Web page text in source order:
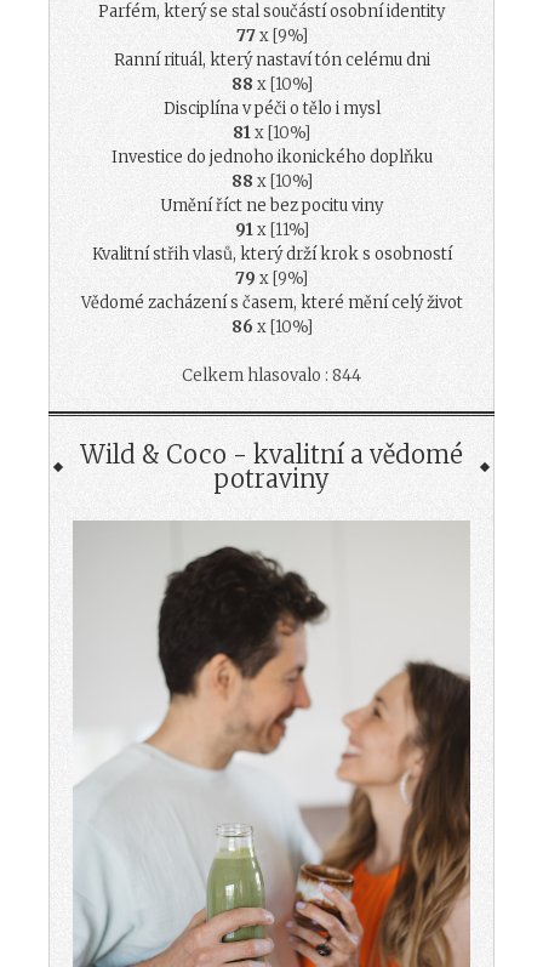
Parfém, který se stal součástí osobní identity
77x [9%]
Ranní rituál, který nastaví tón celému dni
88 x [10%]
Disciplína v péči o tělo i mysl
81x [10%]
Investice do jednoho ikonického doplňku
88 x [10%]
Umění říct ne bez pocitu viny
91x [11%]
Kvalitní střih vlasů, který drží krok s osobností
79 x [9%]
Vědomé zacházení s časem, které mění celý život
86 x [10%]
Celkem hlasovalo : 844
Wild & Coco - kvalitní a vědomé
potraviny